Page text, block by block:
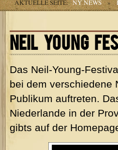
AKTUELLE SEITE: NY NEWS »
NEIL YOUNG
Das Neil-Young-
bei dem verschiedene
Publikum auftreten.
Niederlande in der
gibts auf der